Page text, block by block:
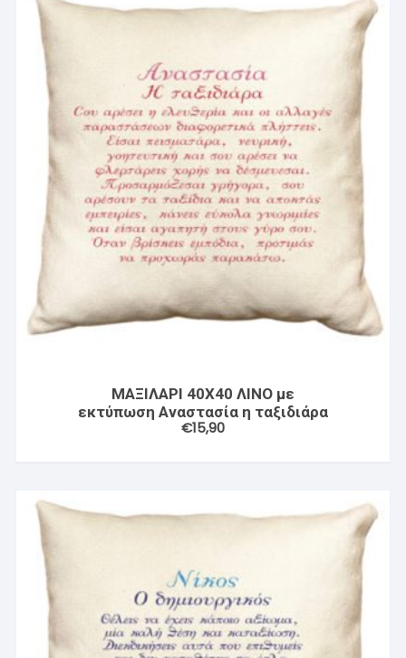
ΜΑΞΙΛΑΡΙ 40X40 ΛΙΝΟ με
εκτύπωση Αναστασία η ταξιδιάρα
€15,90